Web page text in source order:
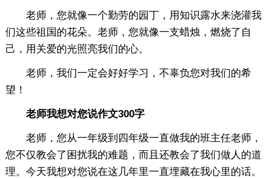
老师，您就像一个勤劳的园丁，用知识露水来浇灌我
们这些祖国的花朵。老师，您就像一支蜡烛，燃烧了自
己，用关爱的光照亮我们的心。
老师，我们一定会好好学习，不辜负您对我们的希
望！
老师我想对您说作文300字
老师，您从一年级到四年级一直做我的班主任老师，
您不仅教会了困扰我的难题，而且还教会了我们做人的道
理。今天我想对您说在这几年里一直埋藏在我心里的话。